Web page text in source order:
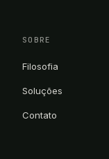
SOBRE
Filosofia
Soluções
Contato